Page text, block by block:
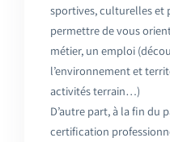
sportives, culturelles et
permettre de vous
métier, un emploi
l’environnement et
activités terrain…)
D’autre part, à la fin du
certification